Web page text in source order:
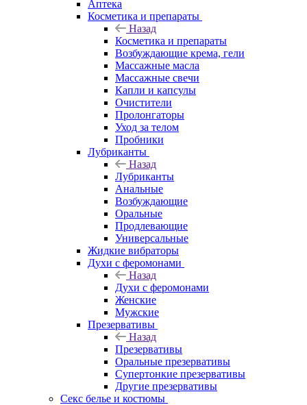
Аптека
Косметика и препараты
Назад
Косметика и препараты
Возбуждающие крема, гели
Массажные масла
Массажные свечи
Капли и капсулы
Очистители
Пролонгаторы
Уход за телом
Пробники
Лубриканты
Назад
Лубриканты
Анальные
Возбуждающие
Оральные
Продлевающие
Универсальные
Жидкие вибраторы
Духи с феромонами
Назад
Духи с феромонами
Женские
Мужские
Презервативы
Назад
Презервативы
Оральные презервативы
Супертонкие презервативы
Другие презервативы
Секс белье и костюмы